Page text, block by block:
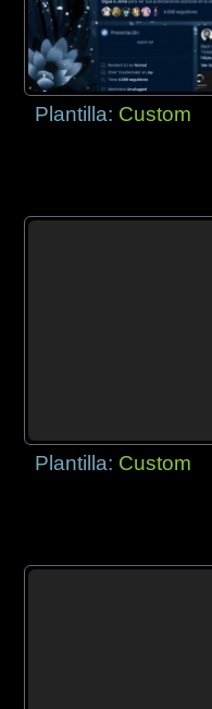
Plantilla: Custom
Plantilla: Custom